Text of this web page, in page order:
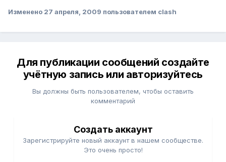
Изменено 27 апреля, 2009 пользователем clash
Для публикации сообщений создайте
учётную запись или авторизуйтесь
Вы должны быть пользователем, чтобы оставить
комментарий
Создать аккаунт
Зарегистрируйте новый аккаунт в нашем сообществе.
Это очень просто!